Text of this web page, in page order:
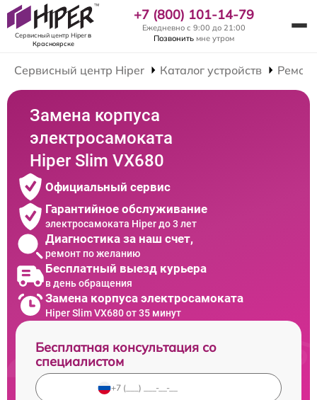
Сервисный центр Hiperв
Красноярске
+7 (800) 101-14-79
Ежедневно с 9:00 до 21:00
Позвонить мне утром
Сервисный центр Hiper Каталог устройств
Замена корпуса
электросамоката
Hiper Slim VX680
Официальный сервис
Гарантийное обслуживание
электросамоката Hiper до 3 лет
Диагностика за наш счет,
ремонт по желанию
Бесплатный выезд курьера
в день обращения
Замена корпуса электросамоката
Hiper Slim VX680 от 35 минут
Бесплатная консультация со
специалистом